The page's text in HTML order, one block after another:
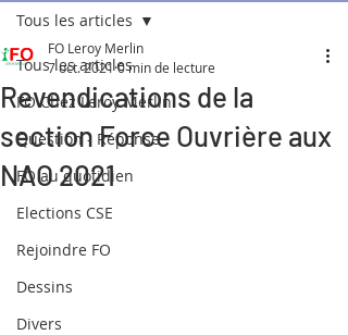
Tous les articles
FO Chez Leroy Merlin
Question - Réponse
FO au quotidien
Elections CSE
Rejoindre FO
Dessins
Divers
Tous les articles
Revendications de la
section Force Ouvrière aux
NAO 2021
FO Leroy Merlin
7 oct. 20210 min de lecture